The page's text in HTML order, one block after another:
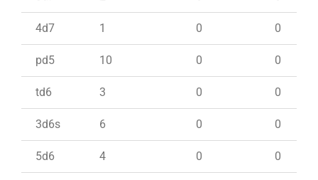
4d7 1 0 0
pd5 10 0 0
td6 3 0 0
3d6s 6 0 0
5d6 4 0 0